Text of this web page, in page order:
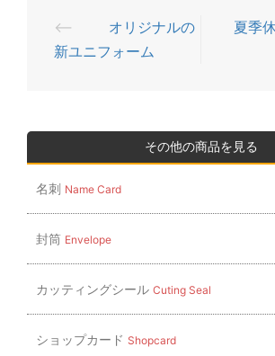
投
稿
ー
シ
ョ
ン
⟵
オリジナルの
新ユニフォーム
夏季
その他の商品を見る
名刺 Name Card
封筒 Envelope
カッティングシール Cuting Seal
ショップカード Shopcard